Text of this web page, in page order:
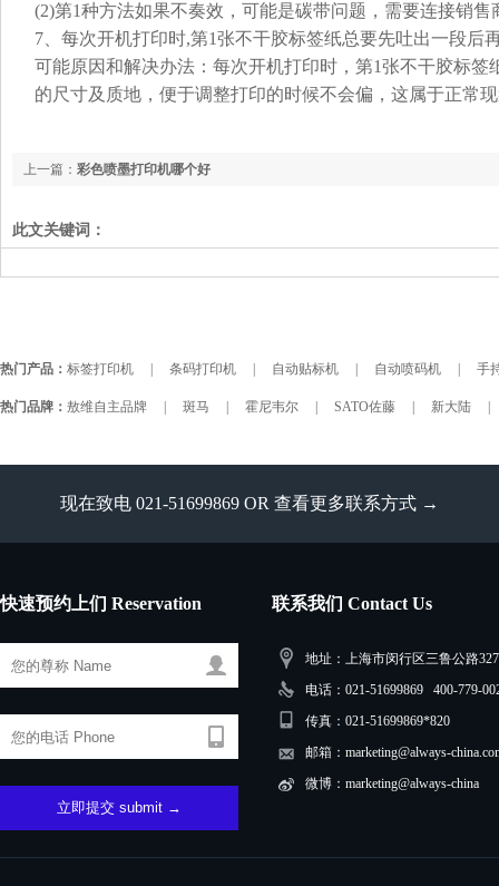
(2)第1种方法如果不奏效，可能是碳带问题，需要连接销售
7、每次开机打印时,第1张不干胶标签纸总要先吐出一段后
可能原因和解决办法：每次开机打印时，第1张不干胶标
的尺寸及质地，便于调整打印的时候不会偏，这属于正常
上一篇： 彩色喷墨打印机哪个好
此文关键词：
热门产品： 标签打印机 条码打印机 自动贴标机 自动喷码机 手
热门品牌： 敖维自主品牌 斑马 霍尼韦尔 SATO佐藤 新大陆
现在致电 021-51699869 OR 查看更多联系方式 →
快速预约上们 Reservation 联系我们 Contact Us
地址：上海市闵行区三鲁公路
电话：021-51699869 400-779-
传真：021-51699869*820
邮箱：marketing@always-
微博：marketing@always-china